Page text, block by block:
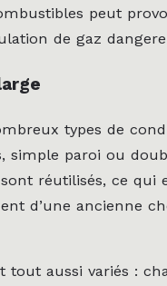
peut
de gaz
types de
simple paroi ou
réutilisés, ce
d’une ancienne
tout aussi variés :